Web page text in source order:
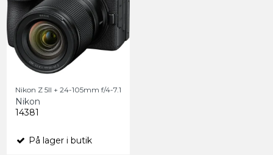
Nikon Z 5ll + 24-105mm f/4-7.1
Nikon
14381
På lager i butik